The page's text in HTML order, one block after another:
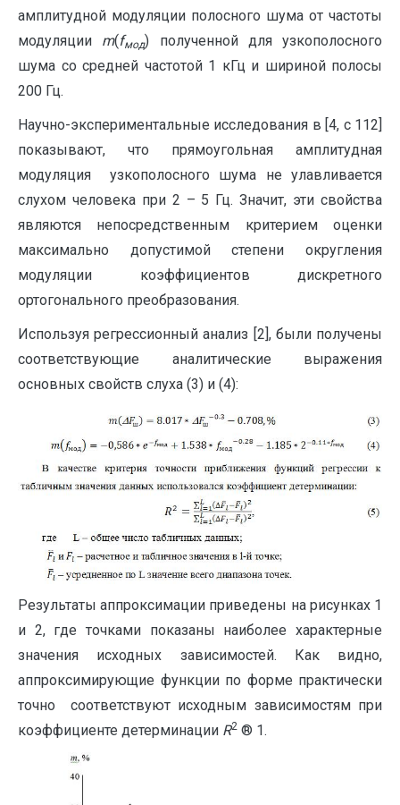
амплитудной модуляции полосного шума от частоты
модуляции m(fмод) полученной для узкополосного
шума со средней частотой 1 кГц и шириной полосы
200 Гц.
Научно-экспериментальные исследования в [4, с 112]
показывают, что прямоугольная амплитудная
модуляция узкополосного шума не улавливается
слухом человека при 2 – 5 Гц. Значит, эти свойства
являются непосредственным критерием оценки
максимально допустимой степени округления
модуляции коэффициентов дискретного
ортогонального преобразования.
Используя регрессионный анализ [2], были получены
соответствующие аналитические выражения
основных свойств слуха (3) и (4):
Результаты аппроксимации приведены на рисунках 1
и 2, где точками показаны наиболее характерные
значения исходных зависимостей. Как видно,
аппроксимирующие функции по форме практически
точно соответствуют исходным зависимостям при
коэффициенте детерминации R2 ® 1.